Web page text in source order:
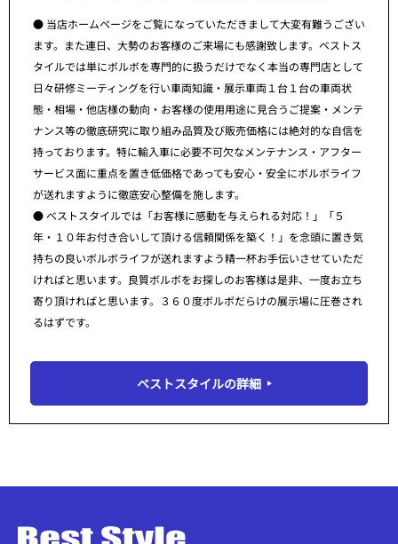
● 当店ホームページをご覧になっていただきまして大変有難うござい
ます。また連日、大勢のお客様のご来場にも感謝致します。ベストス
タイルでは単にボルボを専門的に扱うだけでなく本当の専門店として
日々研修ミーティングを行い車両知識・展示車両１台１台の車両状
態・相場・他店様の動向・お客様の使用用途に見合うご提案・メンテ
ナンス等の徹底研究に取り組み品質及び販売価格には絶対的な自信を
持っております。特に輸入車に必要不可欠なメンテナンス・アフター
サービス面に重点を置き低価格であっても安心・安全にボルボライフ
が送れますように徹底安心整備を施します。
● ベストスタイルでは「お客様に感動を与えられる対応！」「５
年・１０年お付き合いして頂ける信頼関係を築く！」を念頭に置き気
持ちの良いボルボライフが送れますよう精一杯お手伝いさせていただ
ければと思います。良質ボルボをお探しのお客様は是非、一度お立ち
寄り頂ければと思います。３６０度ボルボだらけの展示場に圧巻され
るはずです。
ベストスタイルの詳細